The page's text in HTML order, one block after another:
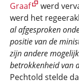
Graaf
werd
werd het
al afgesproken
positie van de
zijn andere
betrokkenheid van
Pechtold stelde